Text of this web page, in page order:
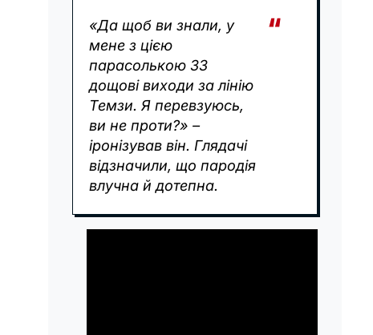
«Да щоб ви знали, у
мене з цією
парасолькою 33
дощові виходи за лінію
Темзи. Я перевзуюсь,
ви не проти?» –
іронізував він. Глядачі
відзначили, що пародія
влучна й дотепна.